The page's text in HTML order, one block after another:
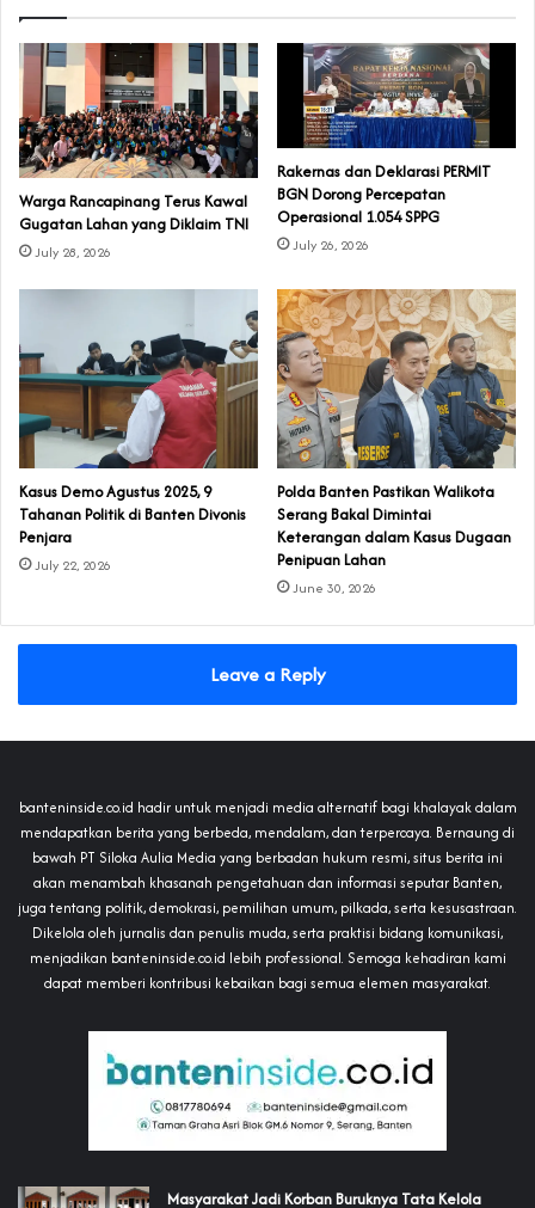
‎Warga Rancapinang Terus Kawal
Gugatan Lahan yang Diklaim TNI‎‎
July 28, 2026
Rakernas dan Deklarasi PERMIT
BGN Dorong Percepatan
Operasional 1.054 SPPG
July 26, 2026
‎Kasus Demo Agustus 2025, 9
Tahanan Politik di Banten Divonis
Penjara
July 22, 2026
Polda Banten Pastikan Walikota
Serang Bakal Dimintai
Keterangan dalam Kasus Dugaan
Penipuan Lahan
June 30, 2026
Leave a Reply
banteninside.co.id hadir untuk menjadi media alternatif bagi khalayak dalam
mendapatkan berita yang berbeda, mendalam, dan terpercaya. Bernaung di
bawah PT Siloka Aulia Media yang berbadan hukum resmi, situs berita ini
akan menambah khasanah pengetahuan dan informasi seputar Banten,
juga tentang politik, demokrasi, pemilihan umum, pilkada, serta kesusastraan.
Dikelola oleh jurnalis dan penulis muda, serta praktisi bidang komunikasi,
menjadikan banteninside.co.id lebih professional. Semoga kehadiran kami
dapat memberi kontribusi kebaikan bagi semua elemen masyarakat.
‎Masyarakat Jadi Korban Buruknya Tata Kelola